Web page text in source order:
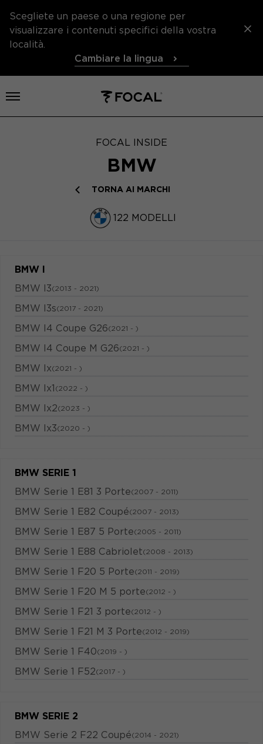
Scegliete un paese o una regione per
visualizzare i contenuti specifici della vostra
località.
Cambiare la lingua
Aprire il menu
FOCAL INSIDE
BMW
TORNA AI MARCHI
122 MODELLI
BMW I
BMW I3(2013 - 2021)
BMW I3s(2017 - 2021)
BMW I4 Coupe G26(2021 - )
BMW I4 Coupe M G26(2021 - )
BMW Ix(2021 - )
BMW Ix1 (2022 - )
BMW Ix2(2023 - )
BMW Ix3(2020 - )
BMW SERIE 1
BMW Serie 1 E81 3 Porte(2007 - 2011)
BMW Serie 1 E82 Coupé(2007 - 2013)
BMW Serie 1 E87 5 Porte(2005 - 2011)
BMW Serie 1 E88 Cabriolet(2008 - 2013)
BMW Serie 1 F20 5 Porte(2011 - 2019)
BMW Serie 1 F20 M 5 porte(2012 - )
BMW Serie 1 F21 3 porte(2012 - )
BMW Serie 1 F21 M 3 Porte(2012 - 2019)
BMW Serie 1 F40(2019 - )
BMW Serie 1 F52(2017 - )
BMW SERIE 2
BMW Serie 2 F22 Coupé(2014 - 2021)